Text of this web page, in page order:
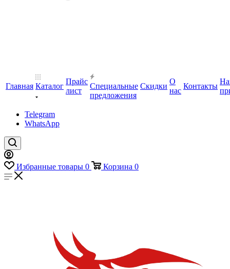
Главная Каталог
Прайс
лист
Специальные
предложения
Скидки
О
нас
Контакты
Telegram
WhatsApp
Избранные товары 0 Корзина 0